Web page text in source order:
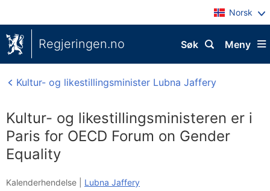
Norsk
Regjeringen.no Meny
Søk
Kultur- og likestillingsminister Lubna Jaffery
Kultur- og likestillingsministeren er i
Paris for OECD Forum on Gender
Equality
Kalenderhendelse | Lubna Jaffery